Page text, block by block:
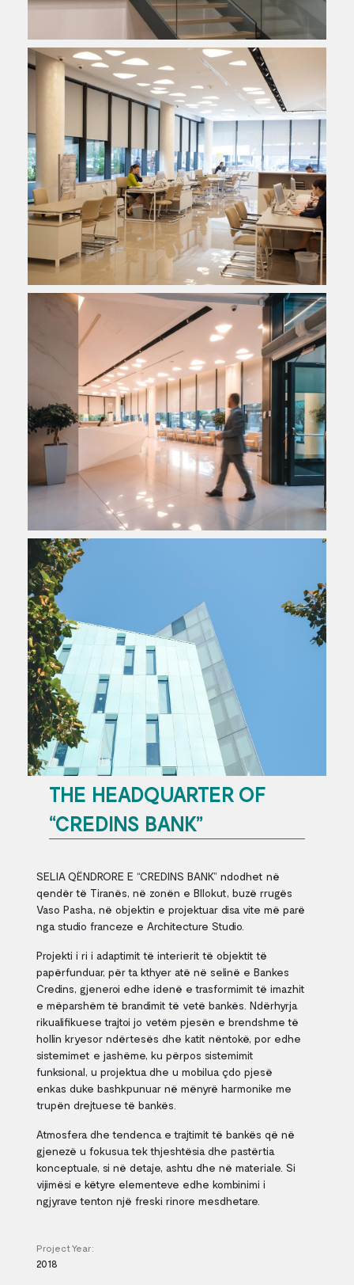
THE HEADQUARTER OF
“CREDINS BANK”
SELIA QËNDRORE E “CREDINS BANK” ndodhet në
qendër të Tiranës, në zonën e Bllokut, buzë rrugës
Vaso Pasha, në objektin e projektuar disa vite më parë
nga studio franceze e Architecture Studio.
Projekti i ri i adaptimit të interierit të objektit të
papërfunduar, për ta kthyer atë në selinë e Bankes
Credins, gjeneroi edhe idenë e trasformimit të imazhit
e mëparshëm të brandimit të vetë bankës. Ndërhyrja
rikualifikuese trajtoi jo vetëm pjesën e brendshme të
hollin kryesor ndërtesës dhe katit nëntokë, por edhe
sistemimet e jashëme, ku përpos sistemimit
funksional, u projektua dhe u mobilua çdo pjesë
enkas duke bashkpunuar në mënyrë harmonike me
trupën drejtuese të bankës.
Atmosfera dhe tendenca e trajtimit të bankës që në
gjenezë u fokusua tek thjeshtësia dhe pastërtia
konceptuale, si në detaje, ashtu dhe në materiale. Si
vijimësi e këtyre elementeve edhe kombinimi i
ngjyrave tenton një freski rinore mesdhetare.
Project Year:
2018